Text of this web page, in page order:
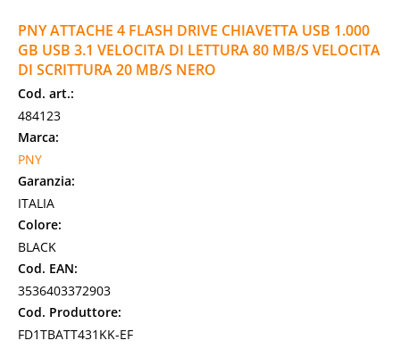
PNY ATTACHE 4 FLASH DRIVE CHIAVETTA USB 1.000
GB USB 3.1 VELOCITA DI LETTURA 80 MB/S VELOCITA
DI SCRITTURA 20 MB/S NERO
Cod. art.:
484123
Marca:
PNY
Garanzia:
ITALIA
Colore:
BLACK
Cod. EAN:
3536403372903
Cod. Produttore:
FD1TBATT431KK-EF